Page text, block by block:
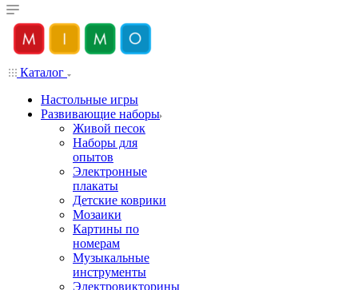
Каталог
Настольные игры
Развивающие наборы
Живой песок
Наборы для
опытов
Электронные
плакаты
Детские коврики
Мозаики
Картины по
номерам
Музыкальные
инструменты
Электровикторины